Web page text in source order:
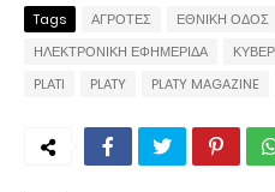
Tags ΑΓΡΟΤΕΣ ΕΘΝΙΚΗ ΟΔΟΣ
ΗΛΕΚΤΡΟΝΙΚΗ ΕΦΗΜΕΡΙΔΑ
PLATI
PLATY PLATY MAGAZINE